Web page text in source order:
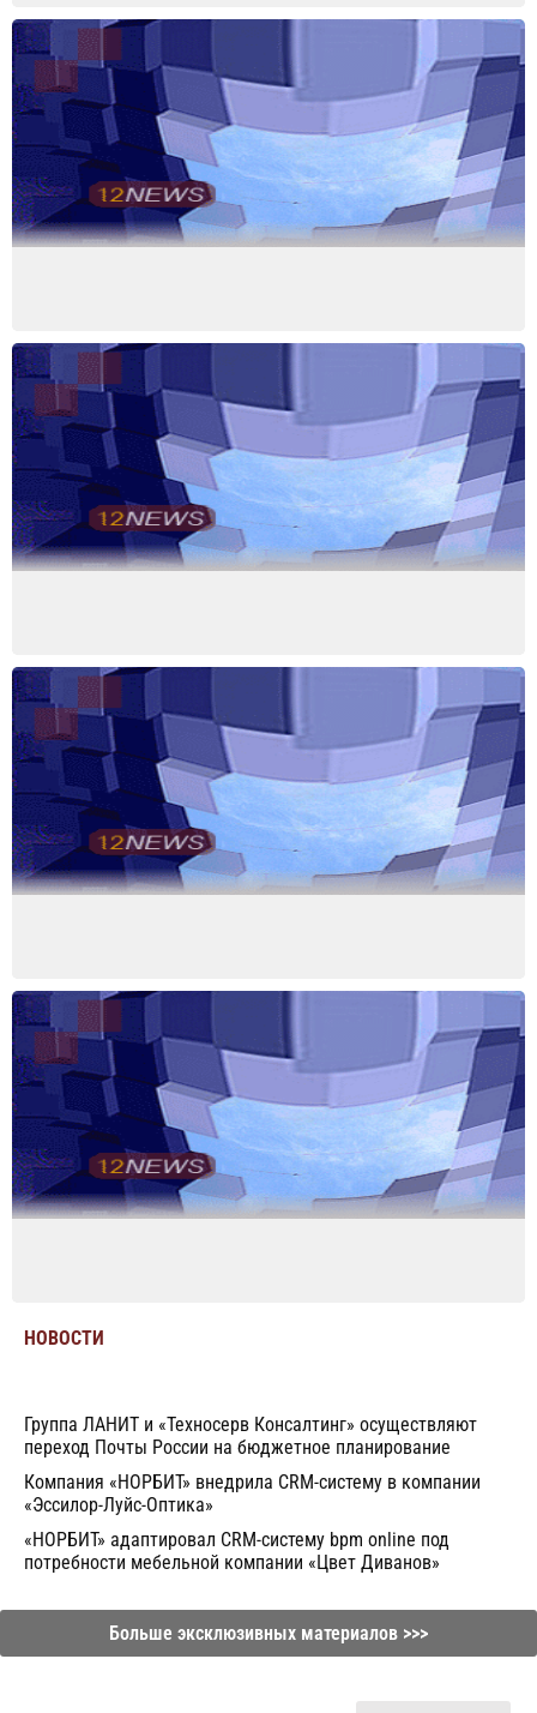
НОВОСТИ
Группа ЛАНИТ и «Техносерв Консалтинг» осуществляют
переход Почты России на бюджетное планирование
Компания «НОРБИТ» внедрила CRM-систему в компании
«Эссилор-Луйс-Оптика»
«НОРБИТ» адаптировал CRM-систему bpm online под
потребности мебельной компании «Цвет Диванов»
Больше эксклюзивных материалов >>>